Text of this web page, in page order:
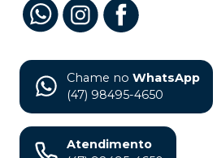
Chame no WhatsApp
(47) 98495-4650
Atendimento